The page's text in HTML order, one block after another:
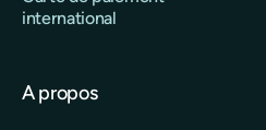
international
A propos